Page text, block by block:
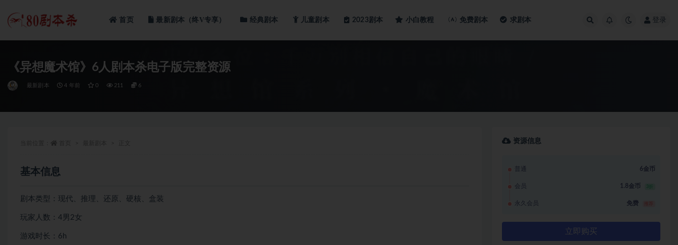
首页 最新剧本（终V专享） 经典剧本 儿童剧本 2023剧本 小白教程 免费剧本 求剧本 登录
《异想魔术馆》6人剧本杀电子版完整资源
最新剧本 4 年前 0 211 6
基本信息
剧本类型：现代、推理、还原、硬核、盒装
玩家人数：4男2女
游戏时长：6h
资源信息
普通 6金币
会员 1.8金币 3折
永久会员 免费
立即购买